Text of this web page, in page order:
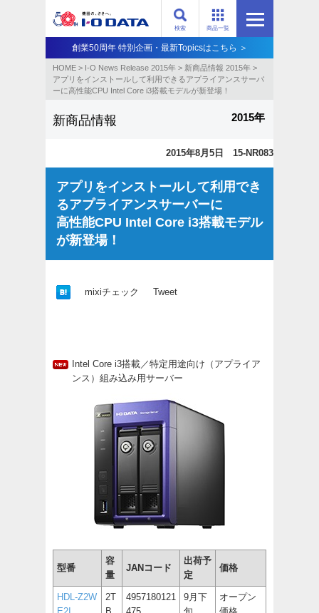
商品一覧
検索
創業50周年 特別企画・最新Topicsはこちら ＞
HOME > I-O News Release 2015年 > 新商品情報 2015年 >
アプリをインストールして利用できるアプライアンスサーバ
ーに高性能CPU Intel Core i3搭載モデルが新登場！
新商品情報 2015年
2015年8月5日 15-NR083
アプリをインストールして利用でき
るアプライアンスサーバーに
高性能CPU Intel Core i3搭載モデル
が新登場！
mixiチェック Tweet
Intel Core i3搭載／特定用途向け（アプライア
ンス）組み込み用サーバー
型番
容
量
JANコード
出荷予
定
価格
HDL-Z2W
2T
4957180121
9月下
オープン